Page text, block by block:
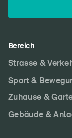
Bereich
Strasse &
Sport &
Zuhause &
Gebäude &